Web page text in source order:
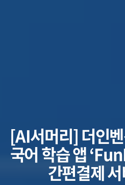
[AI서머리] 더인
국어 학습 앱
간편결제